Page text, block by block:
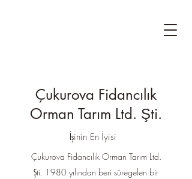
Çukurova Fidancılık
Orman Tarım Ltd. Şti.
Çukurova Fidancılık Orman Tarım Ltd.
Şti. 1980 yılından beri süregelen bir
İşinin En İyisi